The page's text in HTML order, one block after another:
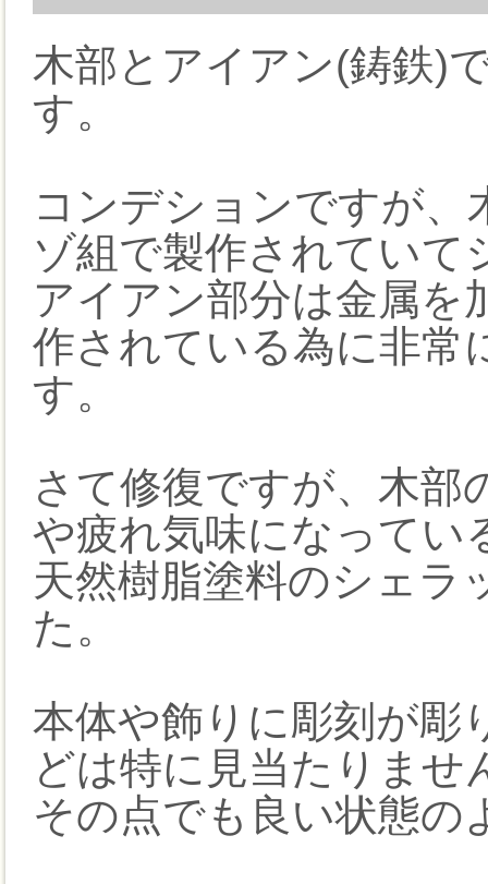
木部とアイアン(鋳鉄)
す。
コンデションですが、
ゾ組で製作されていて
アイアン部分は金属を
作されている為に非常
す。
さて修復ですが、木部
や疲れ気味になってい
天然樹脂塗料のシェラ
た。
本体や飾りに彫刻が彫
どは特に見当たりませ
その点でも良い状態の